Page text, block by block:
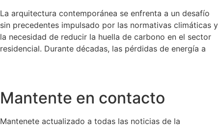
La arquitectura contemporánea se enfrenta a un desafío
sin precedentes impulsado por las normativas climáticas y
la necesidad de reducir la huella de carbono en el sector
residencial. Durante décadas, las pérdidas de energía a
Mantente en contacto
Mantenete actualizado a todas las noticias de la